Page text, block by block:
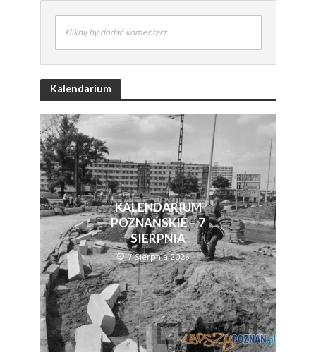
kliknij by dodać komentarz
Kalendarium
KALENDARIUM
POZNAŃSKIE – 7
SIERPNIA
7 Sierpnia 2026